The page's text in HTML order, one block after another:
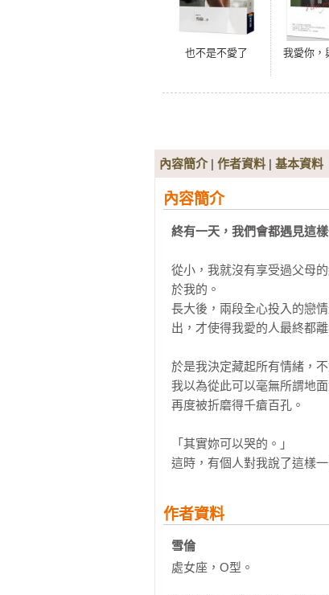
也不是不愛了 我愛你，
內容簡介| 作者資料 | 基本資料
內容簡介
終有一天，我們會都遇見這
從小，我就沒有享受過父母
於我的。
長大後，兩段全心投入的戀
出，才使得我愛的人最終都離
於是我決定藏起所有情緒，
我以為從此可以毫無所謂地
再度被折磨得千瘡百孔。
「其實妳可以哭的。」
這時，有個人對我說了這樣
作者資料
雪倫
處女座，O型。